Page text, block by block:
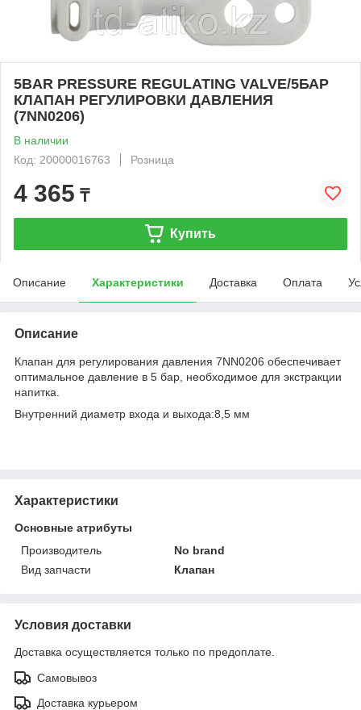
5BAR PRESSURE REGULATING VALVE/5БАР
КЛАПАН РЕГУЛИРОВКИ ДАВЛЕНИЯ
(7NN0206)
В наличии
Код: 20000016763
Розница
4 365 ₸
Купить
Описание Характеристики Доставка Оплата
Описание
Клапан для регулирования давления 7NN0206 обеспечивает
оптимальное давление в 5 бар, необходимое для экстракции
напитка.
Внутренний диаметр входа и выхода:8,5 мм
Характеристики
Основные атрибуты
Производитель
No brand
Вид запчасти
Клапан
Условия доставки
Доставка осуществляется только по предоплате.
Самовывоз
Доставка курьером